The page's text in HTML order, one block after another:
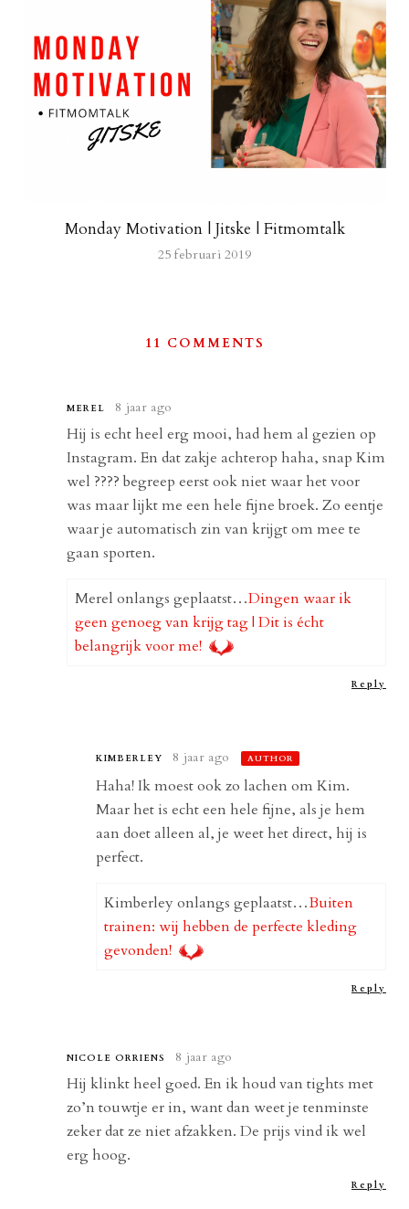
Monday Motivation | Jitske | Fitmomtalk
25 februari 2019
11 COMMENTS
MEREL 8 jaar ago
Hij is echt heel erg mooi, had hem al gezien op
Instagram. En dat zakje achterop haha, snap Kim
wel ???? begreep eerst ook niet waar het voor
was maar lijkt me een hele fijne broek. Zo eentje
waar je automatisch zin van krijgt om mee te
gaan sporten.
Merel onlangs geplaatst…Dingen waar ik
geen genoeg van krijg tag | Dit is écht
belangrijk voor me!
Reply
KIMBERLEY 8 jaar ago AUTHOR
Haha! Ik moest ook zo lachen om Kim.
Maar het is echt een hele fijne, als je hem
aan doet alleen al, je weet het direct, hij is
perfect.
Kimberley onlangs geplaatst…Buiten
trainen: wij hebben de perfecte kleding
gevonden!
Reply
NICOLE ORRIENS 8 jaar ago
Hij klinkt heel goed. En ik houd van tights met
zo’n touwtje er in, want dan weet je tenminste
zeker dat ze niet afzakken. De prijs vind ik wel
erg hoog.
Reply